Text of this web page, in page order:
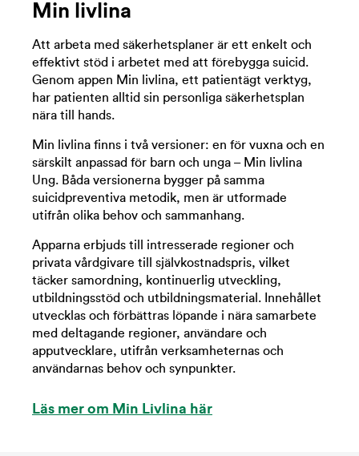
Min livlina
Att arbeta med säkerhetsplaner är ett enkelt och
effektivt stöd i arbetet med att förebygga suicid.
Genom appen Min livlina, ett patientägt verktyg,
har patienten alltid sin personliga säkerhetsplan
nära till hands.
Min livlina finns i två versioner: en för vuxna och en
särskilt anpassad för barn och unga – Min livlina
Ung. Båda versionerna bygger på samma
suicidpreventiva metodik, men är utformade
utifrån olika behov och sammanhang.
Apparna erbjuds till intresserade regioner och
privata vårdgivare till självkostnadspris, vilket
täcker samordning, kontinuerlig utveckling,
utbildningsstöd och utbildningsmaterial. Innehållet
utvecklas och förbättras löpande i nära samarbete
med deltagande regioner, användare och
apputvecklare, utifrån verksamheternas och
användarnas behov och synpunkter.
Läs mer om Min Livlina här